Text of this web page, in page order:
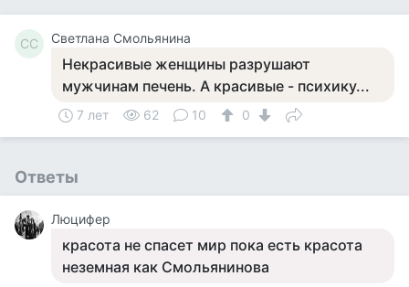
СС Светлана Смольянина
Некрасивые женщины разрушают
мужчинам печень. А красивые - психику...
7 лет 62 10 0
Ответы
Люцифер
красота не спасет мир пока есть красота
неземная как Смольянинова